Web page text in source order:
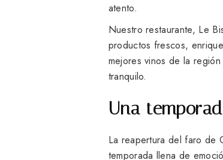
atento.
Nuestro restaurante, Le
productos frescos,
mejores vinos de la
tranquilo.
Una
La reapertura del faro de
temporada llena de